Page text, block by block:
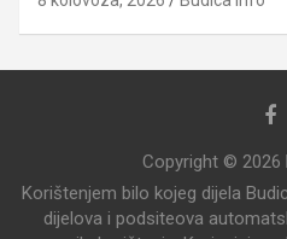
Copyright © 2026
Korištenjem bilo kojeg dijela
dijelova i podsiteova